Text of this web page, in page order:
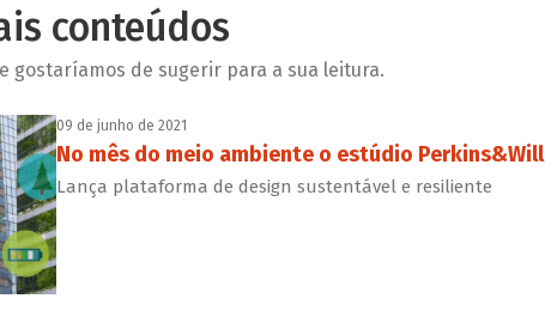
conteúdos
gostaríamos de sugerir para a sua leitura.
09 de junho de 2021
No mês do meio ambiente o estúdio Perkins&Will
Lança plataforma de design sustentável e resiliente